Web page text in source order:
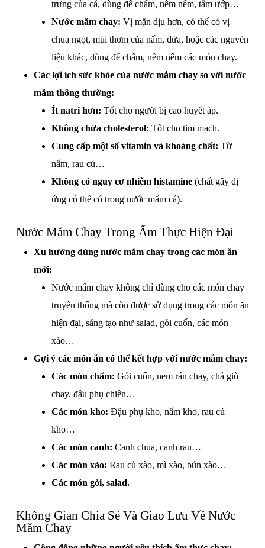
trưng của cá, dùng để chấm, nêm nếm, tẩm ướp…
Nước mắm chay: Vị mặn dịu hơn, có thể có vị
chua ngọt, mùi thơm của nấm, dứa, hoặc các nguyên
liệu khác, dùng để chấm, nêm nếm các món chay.
Các lợi ích sức khỏe của nước mắm chay so với nước
mắm thông thường:
Ít natri hơn: Tốt cho người bị cao huyết áp.
Không chứa cholesterol: Tốt cho tim mạch.
Cung cấp một số vitamin và khoáng chất: Từ
nấm, rau củ…
Không có nguy cơ nhiễm histamine(chất gây dị
ứng có thể có trong nước mắm cá).
Nước Mắm Chay Trong Ẩm Thực Hiện Đại
Xu hướng dùng nước mắm chay trong các món ăn
mới:
Nước mắm chay không chỉ dùng cho các món chay
truyền thống mà còn được sử dụng trong các món ăn
hiện đại, sáng tạo như salad, gỏi cuốn, các món
xào…
Gợi ý các món ăn có thể kết hợp với nước mắm chay:
Các món chấm: Gỏi cuốn, nem rán chay, chả giò
chay, đậu phụ chiên…
Các món kho: Đậu phụ kho, nấm kho, rau củ
kho…
Các món canh: Canh chua, canh rau…
Các món xào: Rau củ xào, mì xào, bún xào…
Các món gỏi, salad.
Không Gian Chia Sẻ Và Giao Lưu Về Nước
Mắm Chay